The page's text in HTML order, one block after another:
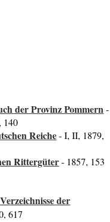
der Provinz Pommern-
140
Reiche- I, II, 1879,
Rittergüter- 1857, 153
der
617